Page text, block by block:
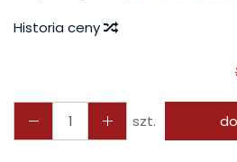
Historia ceny
szt.